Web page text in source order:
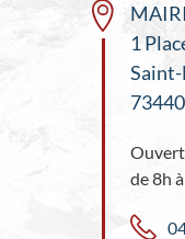
1
de 8h